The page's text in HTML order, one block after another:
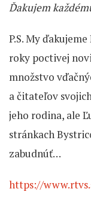
Ďakujem
P.S. My
roky poctivej
množstvo
a čitateľov
jeho rodina, ale
stránkach
zabudnúť…
https://